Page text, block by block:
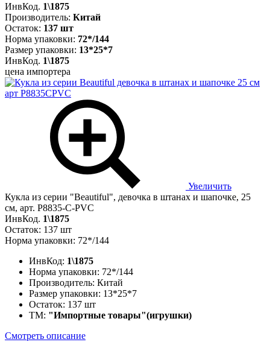
ИнвКод. 1\1875
Производитель: Китай
Остаток: 137 шт
Норма упаковки: 72*/144
Размер упаковки: 13*25*7
ИнвКод. 1\1875
цена импортера
Увеличить
Кукла из серии "Beautiful", девочка в штанах и шапочке, 25
см, арт. P8835-C-PVC
ИнвКод. 1\1875
Остаток: 137 шт
Норма упаковки: 72*/144
ИнвКод: 1\1875
Норма упаковки: 72*/144
Производитель: Китай
Размер упаковки: 13*25*7
Остаток: 137 шт
ТМ: "Импортные товары"(игрушки)
Смотреть описание